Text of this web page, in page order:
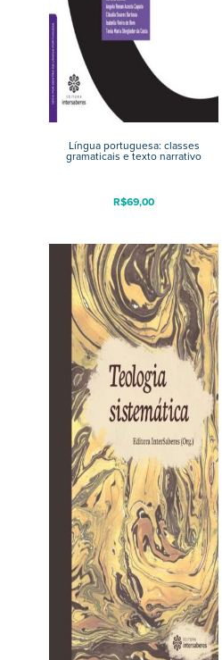
Língua portuguesa: classes
gramaticais e texto narrativo
R$69,00